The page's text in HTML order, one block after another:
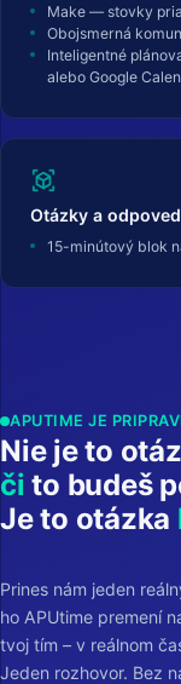
Make — stovky
Obojsmerná
Inteligentné
alebo Google
view_in_ar
Otázky a
15-minútový blok
APUTIME JE
Nie je to
či to budeš
Je to otázka
Prines nám jeden
ho APUtime premení
tvoj tím – v reálnom
Jeden rozhovor. Bez